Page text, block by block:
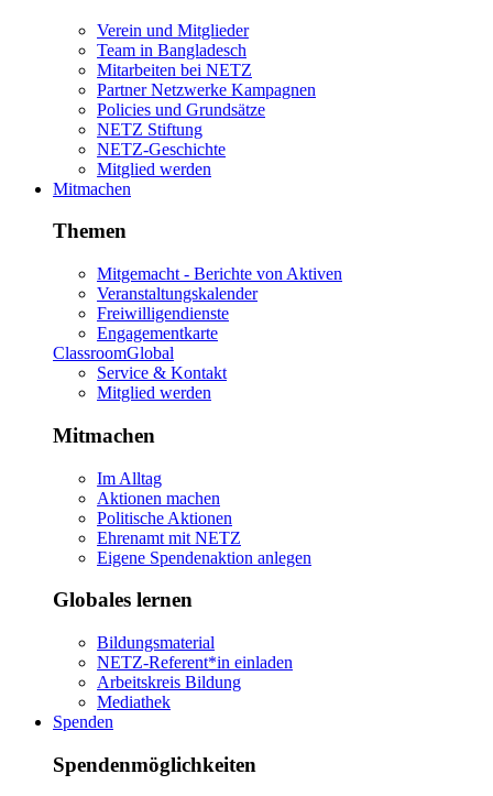
Verein und Mitglieder
Team in Bangladesch
Mitarbeiten bei NETZ
Partner Netzwerke Kampagnen
Policies und Grundsätze
NETZ Stiftung
NETZ-Geschichte
Mitglied werden
Mitmachen
Themen
Mitgemacht - Berichte von Aktiven
Veranstaltungskalender
Freiwilligendienste
Engagementkarte
ClassroomGlobal
Service & Kontakt
Mitglied werden
Mitmachen
Im Alltag
Aktionen machen
Politische Aktionen
Ehrenamt mit NETZ
Eigene Spendenaktion anlegen
Globales lernen
Bildungsmaterial
NETZ-Referent*in einladen
Arbeitskreis Bildung
Mediathek
Spenden
Spendenmöglichkeiten